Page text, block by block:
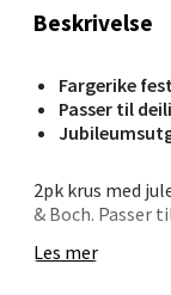
Beskrivelse
Fargerike
Passer til
2pk krus med
& Boch. Passer
Les mer
0 i butikk